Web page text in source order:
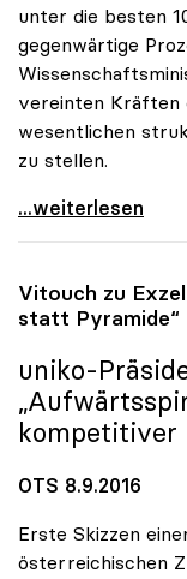
unter die besten
gegenwärtige
vereinten Kräften
wesentlichen
zu stellen.
uniko zu THE-
...weiterlesen
Vitouch zu
statt Pyramide“
uniko-
kompetitiver
OTS 8.9.2016
Erste Skizzen
österreichischen